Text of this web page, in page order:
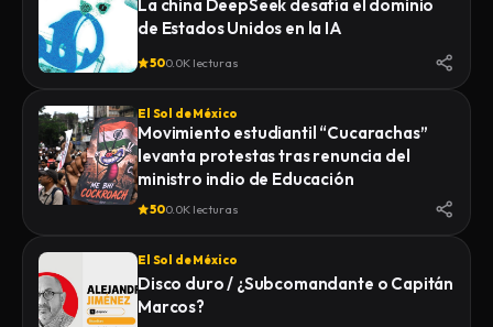
La china DeepSeek desafía el dominio
de Estados Unidos en la IA
500.0K lecturas
El Sol de México
Movimiento estudiantil “Cucarachas”
levanta protestas tras renuncia del
ministro indio de Educación
500.0K lecturas
El Sol de México
Disco duro / ¿Subcomandante o Capitán
Marcos?